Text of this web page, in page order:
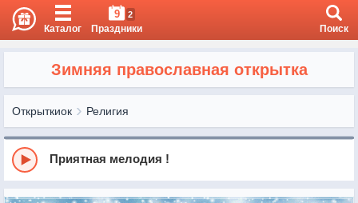
Каталог
9 2
Праздники Поиск
Зимняя православная открытка
Открыткиок Религия
Приятная мелодия !